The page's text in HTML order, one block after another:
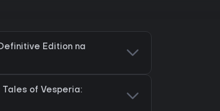
Edition na
Tales of Vesperia: